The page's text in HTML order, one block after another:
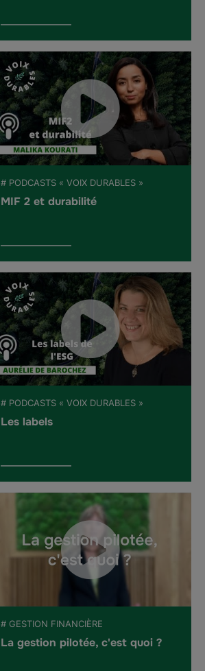
# PODCASTS « VOIX DURABLES »
MIF 2 et durabilité
# PODCASTS « VOIX DURABLES »
Les labels
# GESTION FINANCIÈRE
La gestion pilotée, c'est quoi ?